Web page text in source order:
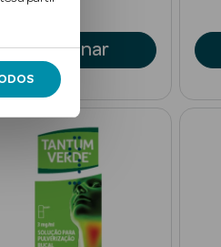
Adicionar